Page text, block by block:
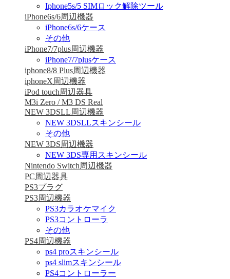
Iphone5s/5 SIMロック解除ツール
iPhone6s/6周辺機器
iPhone6s/6ケース
その他
iPhone7/7plus周辺機器
iPhone7/7plusケース
iphone8/8 Plus周辺機器
iphoneX周辺機器
iPod touch周辺器具
M3i Zero / M3 DS Real
NEW 3DSLL周辺機器
NEW 3DSLLスキンシール
その他
NEW 3DS周辺機器
NEW 3DS専用スキンシール
Nintendo Switch周辺機器
PC周辺器具
PS3プラグ
PS3周辺機器
PS3カラオケマイク
PS3コントローラ
その他
PS4周辺機器
ps4 proスキンシール
ps4 slimスキンシール
PS4コントローラー